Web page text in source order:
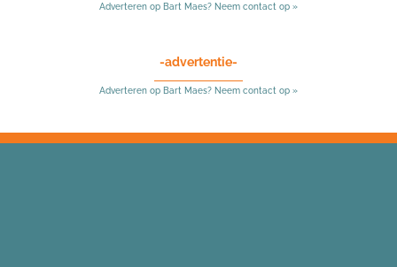
Adverteren op Bart Maes? Neem contact op »
-advertentie-
Adverteren op Bart Maes? Neem contact op »